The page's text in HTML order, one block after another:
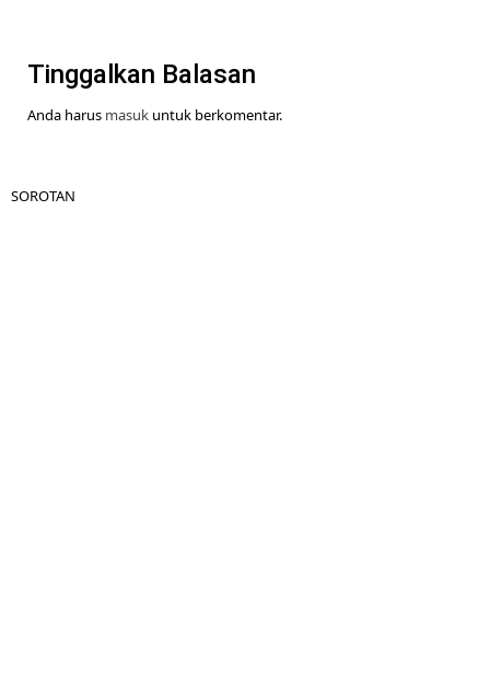
Tinggalkan Balasan
Anda harus masuk untuk berkomentar.
SOROTAN